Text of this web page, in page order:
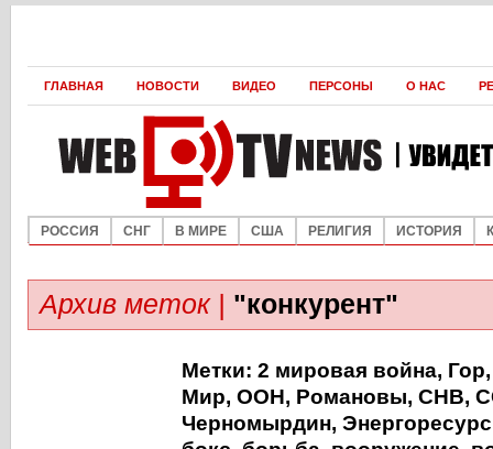
ГЛАВНАЯ НОВОСТИ ВИДЕО ПЕРСОНЫ О НАС
РОССИЯ СНГ В МИРЕ США РЕЛИГИЯ ИСТОРИЯ
Архив меток | "конкурент"
Метки: 2 мировая война, Гор
Мир, ООН, Романовы, СНВ,
Черномырдин,